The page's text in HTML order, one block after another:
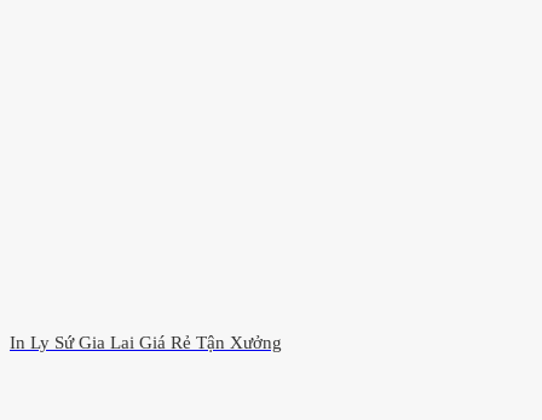
In Ly Sứ Gia Lai Giá Rẻ Tận Xưởng